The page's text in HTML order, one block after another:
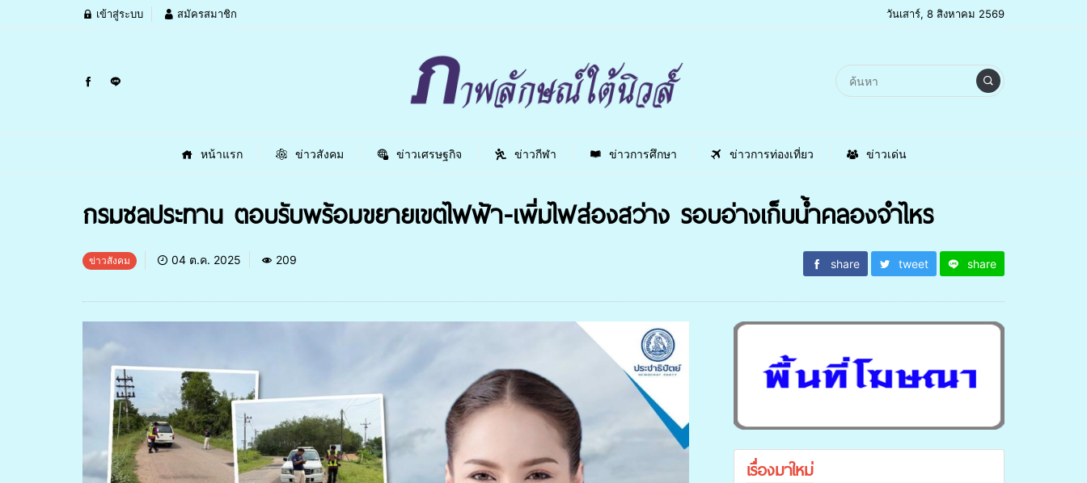
เข้าสู่ระบบ สมัครสมาชิก วันเสาร์, 8 สิงหาคม 2569
หน้าแรก ข่าวสังคม ข่าวเศรษฐกิจ ข่าวกีฬา ข่าวการศึกษา ข่าวการท่องเที่ยว ข่าวเด่น
กรมชลประทาน ตอบรับพร้อมขยายเขตไฟฟ้า-เพิ่มไฟส่องสว่าง รอบอ่างเก็บน้ำคลองจำไหร
ข่าวสังคม 04 ต.ค. 2025 209 share tweet share
เรื่องมาใหม่